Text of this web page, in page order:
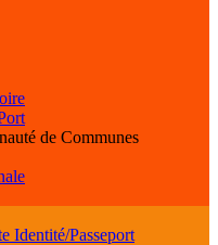
de Communes
Identité/Passeport